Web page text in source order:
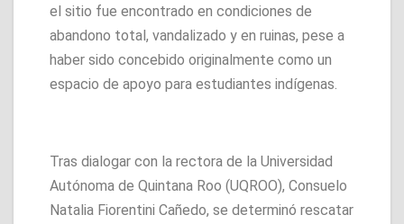
el sitio fue encontrado en condiciones de
abandono total, vandalizado y en ruinas, pese a
haber sido concebido originalmente como un
espacio de apoyo para estudiantes indígenas.
Tras dialogar con la rectora de la Universidad
Autónoma de Quintana Roo (UQROO), Consuelo
Natalia Fiorentini Cañedo, se determinó rescatar